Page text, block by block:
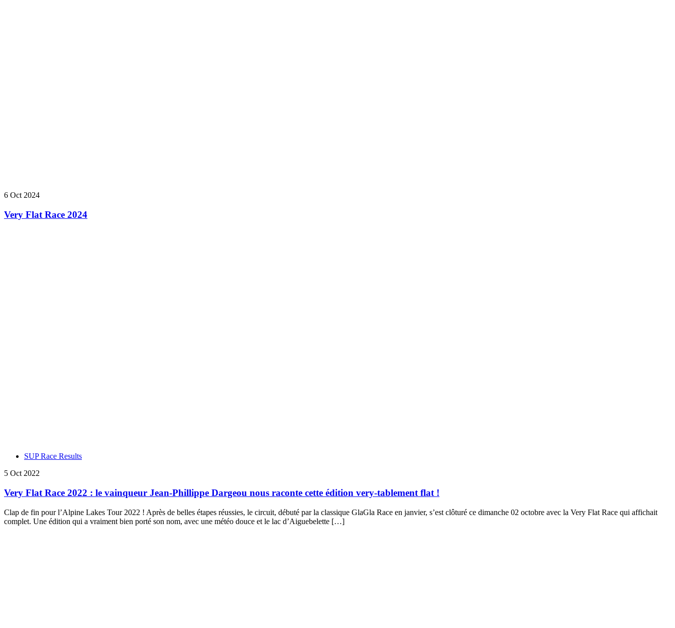
6 Oct 2024
Very Flat Race 2024
SUP Race Results
5 Oct 2022
Very Flat Race 2022 : le vainqueur Jean-Phillippe Dargeou nous raconte cette édition very-tablement flat !
Clap de fin pour l’Alpine Lakes Tour 2022 ! Après de belles étapes réussies, le circuit, débuté par la classique GlaGla Race en janvier, s’est clôturé ce dimanche 02 octobre avec la Very Flat Race qui affichait
complet. Une édition qui a vraiment bien porté son nom, avec une météo douce et le lac d’Aiguebelette […]